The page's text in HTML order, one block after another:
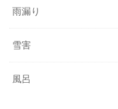
雨漏り
雪害
風呂